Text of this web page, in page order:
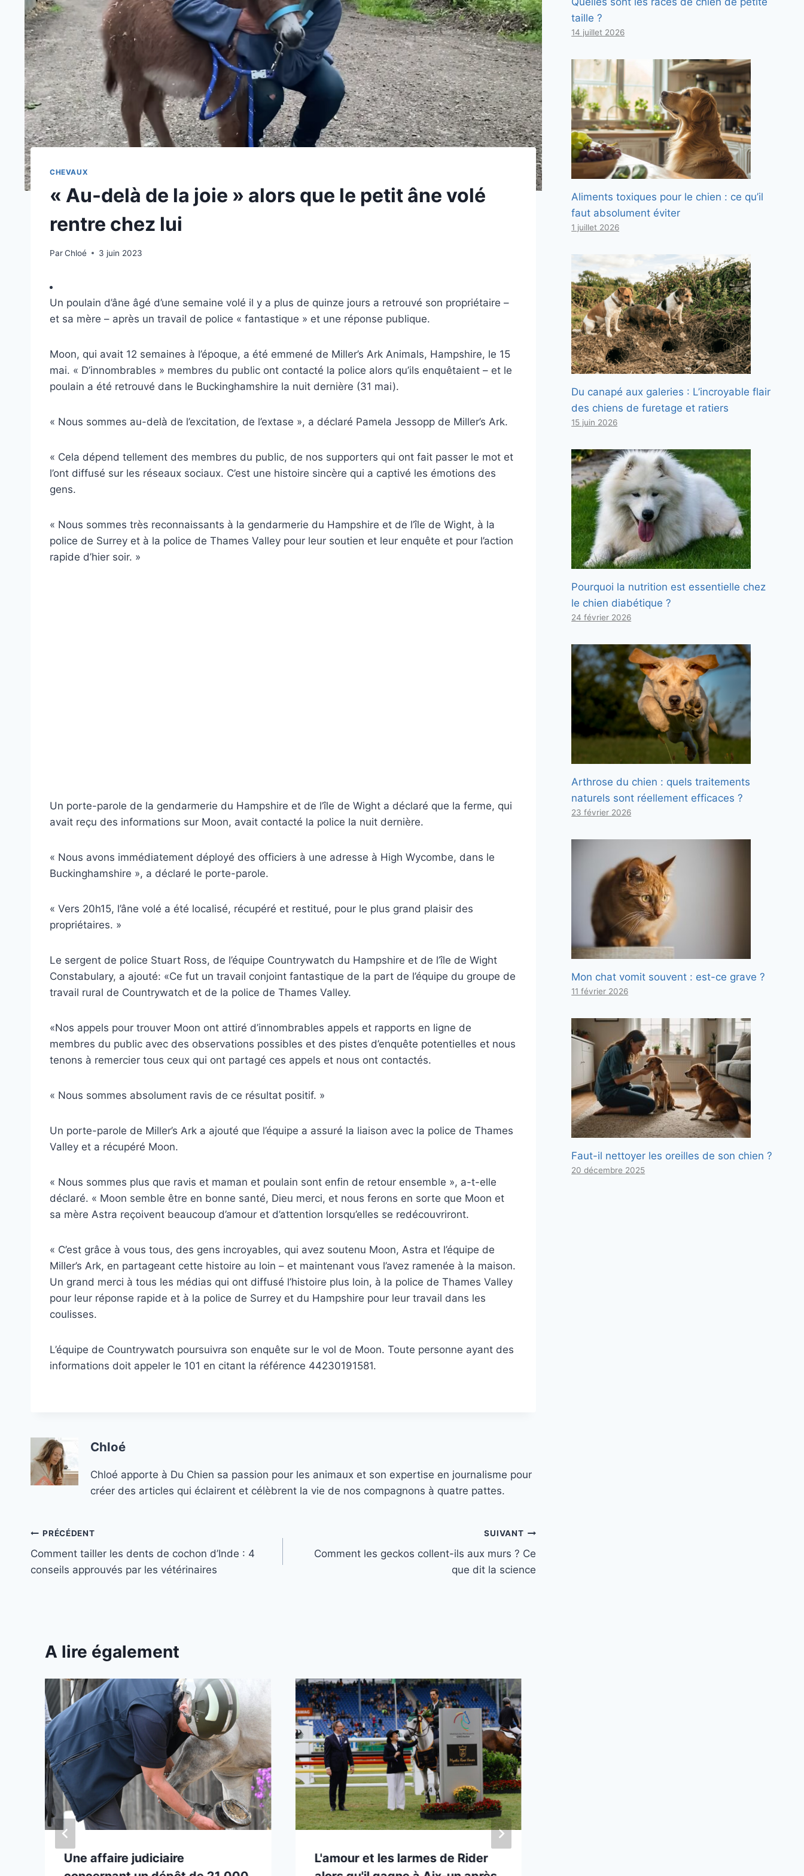
CHEVAUX
« Au-delà de la joie » alors que le petit âne volé
rentre chez lui
ParChloé 3 juin 2023
Un poulain d’âne âgé d’une semaine volé il y a plus de quinze jours a retrouvé son propriétaire –
et sa mère – après un travail de police « fantastique » et une réponse publique.
Moon, qui avait 12 semaines à l’époque, a été emmené de Miller’s Ark Animals, Hampshire, le 15
mai. « D’innombrables » membres du public ont contacté la police alors qu’ils enquêtaient – ​​et le
poulain a été retrouvé dans le Buckinghamshire la nuit dernière (31 mai).
« Nous sommes au-delà de l’excitation, de l’extase », a déclaré Pamela Jessopp de Miller’s Ark.
« Cela dépend tellement des membres du public, de nos supporters qui ont fait passer le mot et
l’ont diffusé sur les réseaux sociaux. C’est une histoire sincère qui a captivé les émotions des
gens.
« Nous sommes très reconnaissants à la gendarmerie du Hampshire et de l’île de Wight, à la
police de Surrey et à la police de Thames Valley pour leur soutien et leur enquête et pour l’action
rapide d’hier soir. »
Un porte-parole de la gendarmerie du Hampshire et de l’île de Wight a déclaré que la ferme, qui
avait reçu des informations sur Moon, avait contacté la police la nuit dernière.
« Nous avons immédiatement déployé des officiers à une adresse à High Wycombe, dans le
Buckinghamshire », a déclaré le porte-parole.
« Vers 20h15, l’âne volé a été localisé, récupéré et restitué, pour le plus grand plaisir des
propriétaires. »
Le sergent de police Stuart Ross, de l’équipe Countrywatch du Hampshire et de l’île de Wight
Constabulary, a ajouté: «Ce fut un travail conjoint fantastique de la part de l’équipe du groupe de
travail rural de Countrywatch et de la police de Thames Valley.
«Nos appels pour trouver Moon ont attiré d’innombrables appels et rapports en ligne de
membres du public avec des observations possibles et des pistes d’enquête potentielles et nous
tenons à remercier tous ceux qui ont partagé ces appels et nous ont contactés.
« Nous sommes absolument ravis de ce résultat positif. »
Un porte-parole de Miller’s Ark a ajouté que l’équipe a assuré la liaison avec la police de Thames
Valley et a récupéré Moon.
« Nous sommes plus que ravis et maman et poulain sont enfin de retour ensemble », a-t-elle
déclaré. « Moon semble être en bonne santé, Dieu merci, et nous ferons en sorte que Moon et
sa mère Astra reçoivent beaucoup d’amour et d’attention lorsqu’elles se redécouvriront.
« C’est grâce à vous tous, des gens incroyables, qui avez soutenu Moon, Astra et l’équipe de
Miller’s Ark, en partageant cette histoire au loin – et maintenant vous l’avez ramenée à la maison.
Un grand merci à tous les médias qui ont diffusé l’histoire plus loin, à la police de Thames Valley
pour leur réponse rapide et à la police de Surrey et du Hampshire pour leur travail dans les
coulisses.
L’équipe de Countrywatch poursuivra son enquête sur le vol de Moon. Toute personne ayant des
informations doit appeler le 101 en citant la référence 44230191581.
Chloé
Chloé apporte à Du Chien sa passion pour les animaux et son expertise en journalisme pour
créer des articles qui éclairent et célèbrent la vie de nos compagnons à quatre pattes.
Navigation
de
PRÉCÉDENT
Comment tailler les dents de cochon d’Inde : 4
conseils approuvés par les vétérinaires
SUIVANT
Comment les geckos collent-ils aux murs ? Ce
que dit la science
A lire également
Une affaire judiciaire
L'amour et les larmes de Rider
taille ?
14 juillet 2026
Aliments toxiques pour le chien : ce qu’il
faut absolument éviter
1 juillet 2026
Du canapé aux galeries : L’incroyable flair
des chiens de furetage et ratiers
15 juin 2026
Pourquoi la nutrition est essentielle chez
le chien diabétique ?
24 février 2026
Arthrose du chien : quels traitements
naturels sont réellement efficaces ?
23 février 2026
Mon chat vomit souvent : est-ce grave ?
11 février 2026
Faut-il nettoyer les oreilles de son chien ?
20 décembre 2025